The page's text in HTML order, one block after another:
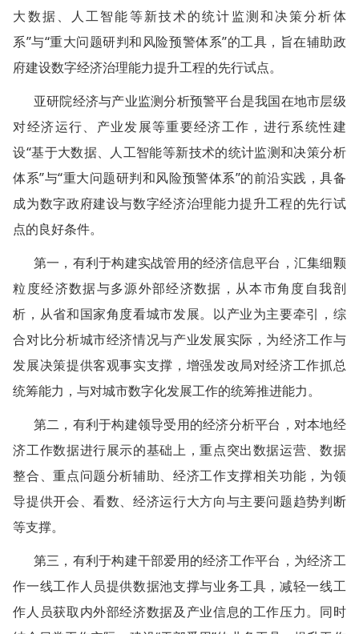
大数据、人工智能等新技术的统计监测和决策分析体
系”与“重大问题研判和风险预警体系”的工具，旨在辅助政
府建设数字经济治理能力提升工程的先行试点。
亚研院经济与产业监测分析预警平台是我国在地市层级
对经济运行、产业发展等重要经济工作，进行系统性建
设“基于大数据、人工智能等新技术的统计监测和决策分析
体系”与“重大问题研判和风险预警体系”的前沿实践，具备
成为数字政府建设与数字经济治理能力提升工程的先行试
点的良好条件。
第一，有利于构建实战管用的经济信息平台，汇集细颗
粒度经济数据与多源外部经济数据，从本市角度自我剖
析，从省和国家角度看城市发展。以产业为主要牵引，综
合对比分析城市经济情况与产业发展实际，为经济工作与
发展决策提供客观事实支撑，增强发改局对经济工作抓总
统筹能力，与对城市数字化发展工作的统筹推进能力。
第二，有利于构建领导受用的经济分析平台，对本地经
济工作数据进行展示的基础上，重点突出数据运营、数据
整合、重点问题分析辅助、经济工作支撑相关功能，为领
导提供开会、看数、经济运行大方向与主要问题趋势判断
等支撑。
第三，有利于构建干部爱用的经济工作平台，为经济工
作一线工作人员提供数据池支撑与业务工具，减轻一线工
作人员获取内外部经济数据及产业信息的工作压力。同时